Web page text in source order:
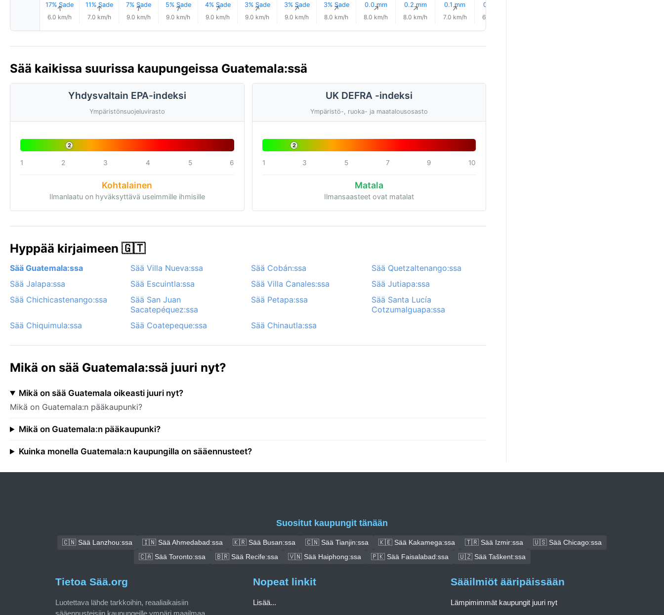
17% Sade
↑
6.0 km/h
11% Sade
↑
7.0 km/h
7% Sade
↑
9.0 km/h
5% Sade
↑
9.0 km/h
4% Sade
↑
9.0 km/h
3% Sade
↑
9.0 km/h
3% Sade
↑
9.0 km/h
3% Sade
↑
8.0 km/h
0.0 mm
↑
8.0 km/h
0.2 mm
↑
8.0 km/h
0.1 mm
↑
7.0 km/h
0.0 mm
6.0 km/h
Sää kaikissa suurissa kaupungeissa Guatemala:ssä
Yhdysvaltain EPA-indeksi
Ympäristönsuojeluvirasto
2
1 2 3 4 5 6
Kohtalainen
Ilmanlaatu on hyväksyttävä useimmille ihmisille
UK DEFRA -indeksi
Ympäristö-, ruoka- ja maatalousosasto
2
1 3 5 7 9 10
Matala
Ilmansaasteet ovat matalat
Hyppää kirjaimeen 🇬🇹
Sää Guatemala:ssa Sää Villa Nueva:ssa Sää Cobán:ssa
Sää Quetzaltenango:ssa
Sää Jalapa:ssa
Sää Escuintla:ssa Sää Villa Canales:ssa
Sää Jutiapa:ssa
Sää Chichicastenango:ssa
Sää San Juan
Sacatepéquez:ssa
Sää Petapa:ssa
Sää Santa Lucía
Cotzumalguapa:ssa
Sää Chiquimula:ssa
Sää Coatepeque:ssa Sää Chinautla:ssa
Mikä on sää Guatemala:ssä juuri nyt?
Mikä on sää Guatemala oikeasti juuri nyt?
Mikä on Guatemala:n pääkaupunki?
Mikä on Guatemala:n pääkaupunki?
Kuinka monella Guatemala:n kaupungilla on sääennusteet?
Suositut kaupungit tänään
🇨🇳 Sää Lanzhou:ssa 🇮🇳 Sää Ahmedabad:ssa 🇰🇷 Sää Busan:ssa 🇨🇳 Sää Tianjin:ssa 🇰🇪 Sää Kakamega:ssa 🇹🇷 Sää Izmir:ssa
🇺🇸 Sää Chicago:ssa
🇨🇦 Sää Toronto:ssa
🇧🇷 Sää Recife:ssa 🇻🇳 Sää Haiphong:ssa 🇵🇰 Sää Faisalabad:ssa 🇺🇿 Sää Taškent:ssa
Tietoa Sää.org
Luotettava lähde tarkkoihin, reaaliaikaisiin
sääennusteisiin kaupungeille ympäri maailmaa.
Nopeat linkit
Lisää...
Sääilmiöt ääripäissään
Lämpimimmät kaupungit juuri nyt